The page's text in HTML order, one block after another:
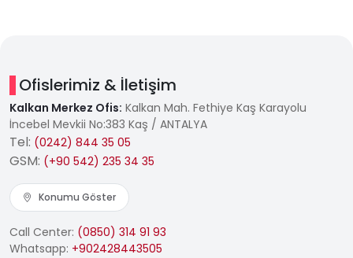
Ofislerimiz & İletişim
Kalkan Merkez Ofis: Kalkan Mah. Fethiye Kaş Karayolu
İncebel Mevkii No:383 Kaş / ANTALYA
Tel: (0242) 844 35 05
GSM: (+90 542) 235 34 35
Konumu Göster
Call Center: (0850) 314 91 93
Whatsapp: +902428443505